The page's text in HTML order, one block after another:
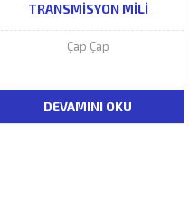
TRANSMISYON MILI
Çap Çap
DEVAMINI OKU